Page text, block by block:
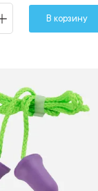
В корзину